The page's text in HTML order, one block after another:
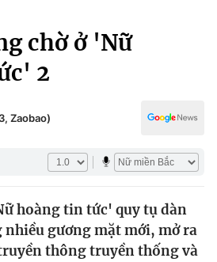
chờ ở 'Nữ
2
Zaobao)
hoàng tin tức' quy tụ dàn
nhiều gương mặt mới, mở ra
thông truyền thống và